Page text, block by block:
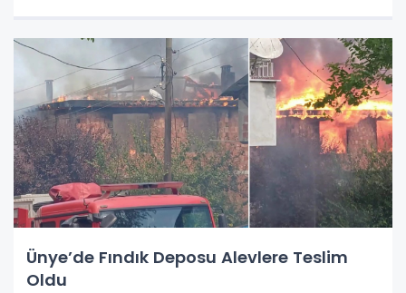
Ünye’de Fındık Deposu Alevlere Teslim
Oldu